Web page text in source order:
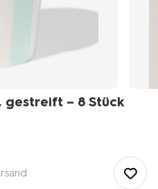
gestreift – 8 Stück